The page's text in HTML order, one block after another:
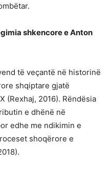
shkencore e Anton
të veçantë në historinë
shqiptare gjatë
(Rexhaj, 2016). Rëndësia
e dhënë në
edhe me ndikimin e
shoqërore e